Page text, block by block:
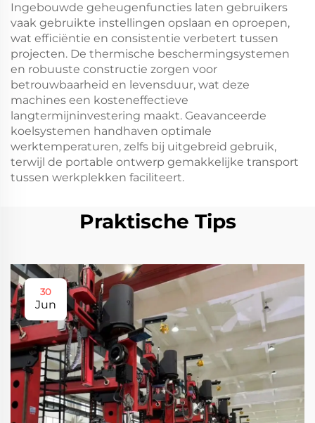
Ingebouwde geheugenfuncties laten gebruikers
vaak gebruikte instellingen opslaan en oproepen,
wat efficiëntie en consistentie verbetert tussen
projecten. De thermische beschermingsystemen
en robuuste constructie zorgen voor
betrouwbaarheid en levensduur, wat deze
machines een kosteneffectieve
langtermijninvestering maakt. Geavanceerde
koelsystemen handhaven optimale
werktemperaturen, zelfs bij uitgebreid gebruik,
terwijl de portable ontwerp gemakkelijke transport
tussen werkplekken faciliteert.
Praktische Tips
30
Jun